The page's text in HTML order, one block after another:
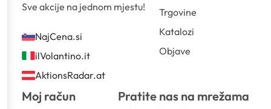
Sve akcije na jednom mjestu!
NajCena.si
ilVolantino.it
AktionsRadar.at
Trgovine
Katalozi
Objave
Moj račun Pratite nas na mrežama